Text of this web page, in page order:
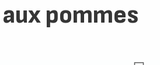
pommes